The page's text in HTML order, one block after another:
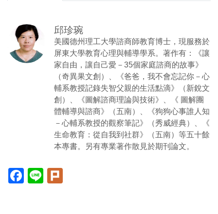
邱珍琬
美國德州理工大學諮商師教育博士，現服務於
屏東大學教育心理與輔導學系。著作有：《讓
家自由，讓自己愛－35個家庭諮商的故事》
（奇異果文創）、《爸爸，我不會忘記你－心
輔系教授記錄失智父親的生活點滴》（新銳文
創）、《圖解諮商理論與技術》、《 圖解團
體輔導與諮商》（五南）、《狗狗心事誰人知
－心輔系教授的觀察筆記》（秀威經典）、《
生命教育：從自我到社群》（五南）等五十餘
本專書。另有專業著作散見於期刊論文。
Facebook(另
開
Line(另
開